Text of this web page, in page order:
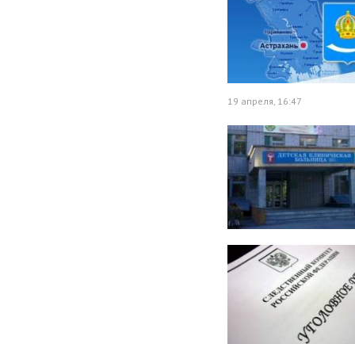
19 апреля, 16:47